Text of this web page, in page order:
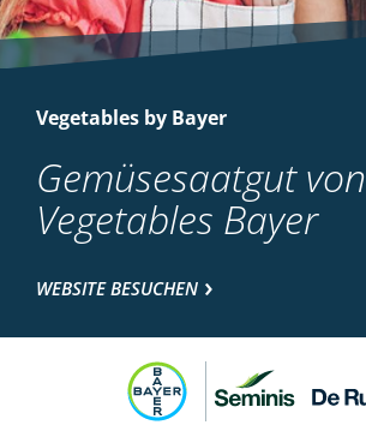
Vegetables by Bayer
Gemüsesaatgut von
Vegetables Bayer
WEBSITE BESUCHEN